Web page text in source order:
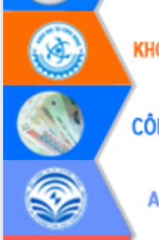
trong Khu kinh tế Nam Phú Yên
Hòn Yến phát triển du lịch gắn với bảo
tồn biển
Lấy ý kiến điều chỉnh Quy hoạch tỉnh
Đắk Lắk thời kỳ 2021-2030, tầm nhìn
đến năm 2050
Phát động chiến dịch 30 ngày đêm
giải phóng mặt bằng Tuyến đường bộ
ven biển
Đắk Lắk nỗ lực thúc đẩy tăng trưởng
kinh tế từ 10% trở lên trong Quý
II/2026
Đắk Lắk ký kết thỏa thuận hợp tác về